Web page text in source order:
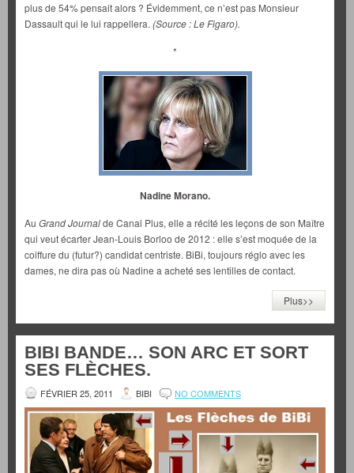
plus de 54% pensait alors ? Évidemment, ce n’est pas Monsieur
Dassault qui le lui rappellera. (Source : Le Figaro).
*
Nadine Morano.
Au Grand Journalde Canal Plus, elle a récité les leçons de son Maître
qui veut écarter Jean-Louis Borloo de 2012 : elle s’est moquée de la
coiffure du (futur?) candidat centriste. BiBi, toujours réglo avec les
dames, ne dira pas où Nadine a acheté ses lentilles de contact.
Plus>>
BIBI BANDE… SON ARC ET SORT
SES FLÈCHES.
FÉVRIER 25, 2011 BIBI NO COMMENTS